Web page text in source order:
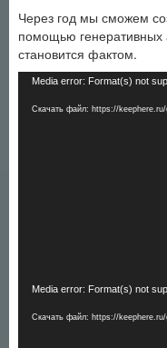
Через год мы сможем
помощью
становится фактом.
Видеоплеер
Media error: Format(s) not
Скачать файл: https://
Видеоплеер
Media error: Format(s) not
Скачать файл: https://